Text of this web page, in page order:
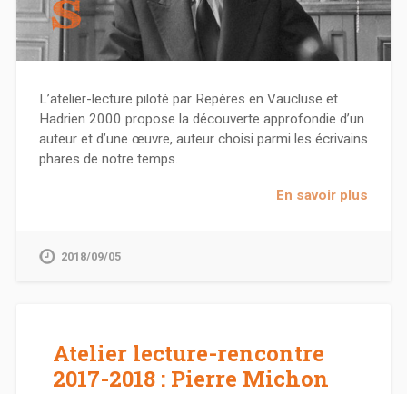
L’atelier-lecture piloté par Repères en Vaucluse et
Hadrien 2000 propose la découverte approfondie d’un
auteur et d’une œuvre, auteur choisi parmi les écrivains
phares de notre temps.
En savoir plus
2018/09/05
Atelier lecture-rencontre
2017-2018 : Pierre Michon